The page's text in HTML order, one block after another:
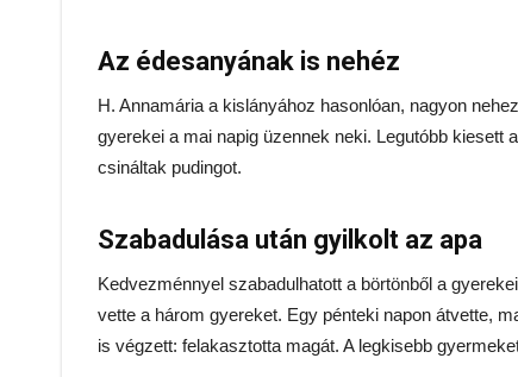
Az édesanyának is nehéz
H. Annamária a kislányához hasonlóan, nagyon
gyerekei a mai napig üzennek neki. Legutóbb
csináltak pudingot.
Szabadulása után gyilkolt az apa
Kedvezménnyel szabadulhatott a börtönből a
vette a három gyereket. Egy pénteki napon átvette,
is végzett: felakasztotta magát. A legkisebb